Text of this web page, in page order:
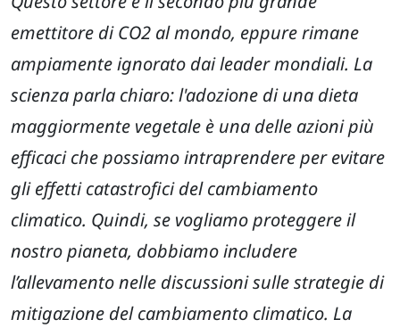
emettitore di CO2 al mondo, eppure rimane
ampiamente ignorato dai leader mondiali. La
scienza parla chiaro: l'adozione di una dieta
maggiormente vegetale è una delle azioni più
efficaci che possiamo intraprendere per evitare
gli effetti catastrofici del cambiamento
climatico. Quindi, se vogliamo proteggere il
nostro pianeta, dobbiamo includere
l’allevamento nelle discussioni sulle strategie di
mitigazione del cambiamento climatico. La